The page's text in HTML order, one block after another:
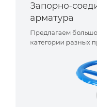
Запорно-
арматура
Предлагаем
категории разных